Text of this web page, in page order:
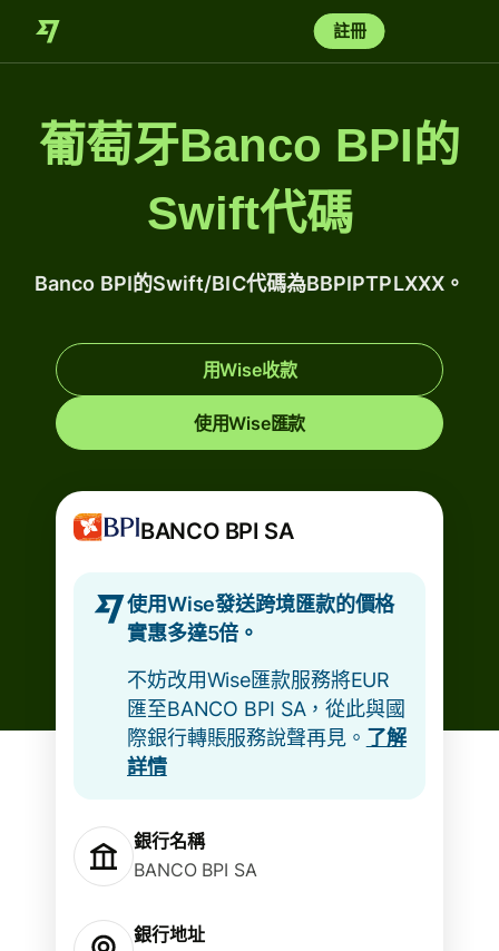
註冊
葡萄牙Banco BPI的
Swift代碼
Banco BPI的Swift/BIC代碼為BBPIPTPLXXX。
用Wise收款
使用Wise匯款
BANCO BPI SA
使用Wise發送跨境匯款的價格
實惠多達5倍。
不妨改用Wise匯款服務將EUR
匯至BANCO BPI SA，從此與國
際銀行轉賬服務說聲再見。 了解
詳情
銀行名稱
BANCO BPI SA
銀行地址